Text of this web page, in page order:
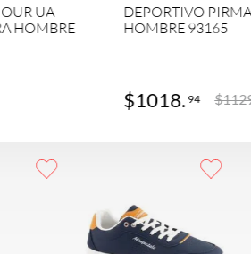
UA
HOMBRE
DEPORTIVO
HOMBRE 93165
$1018. 94 $